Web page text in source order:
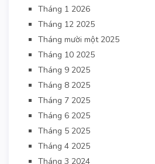
Tháng 1 2026
Tháng 12 2025
Tháng mười một 2025
Tháng 10 2025
Tháng 9 2025
Tháng 8 2025
Tháng 7 2025
Tháng 6 2025
Tháng 5 2025
Tháng 4 2025
Tháng 3 2024